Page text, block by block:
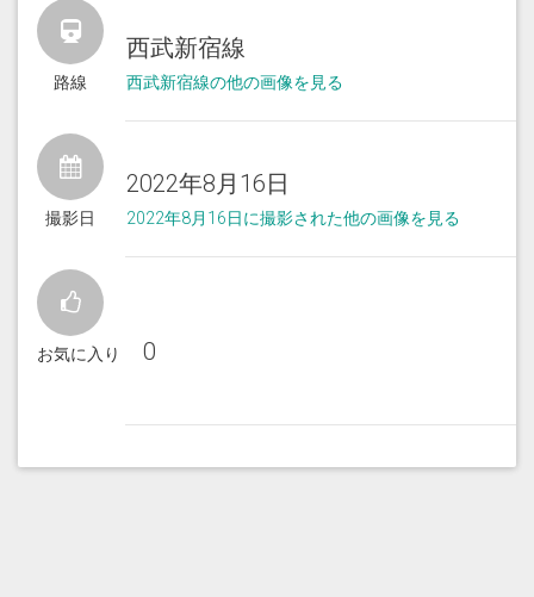
路線
西武新宿線
西武新宿線の他の画像を見る
撮影日
2022年8月16日
2022年8月16日に撮影された他の画像を見る
お気に入り 0